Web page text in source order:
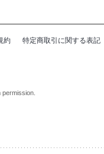
約 特定商取引に関する表記